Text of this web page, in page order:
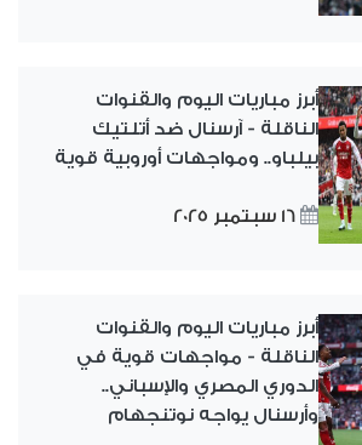
أبرز مباريات اليوم والقنوات
الناقلة - آرسنال ضد أتلتيك
بيلباو.. ومواجهات أوروبية قوية
16 سبتمبر 2025
أبرز مباريات اليوم والقنوات
الناقلة - مواجهات قوية في
الدوري المصري والإسباني..
وأرسنال يواجه نوتنجهام